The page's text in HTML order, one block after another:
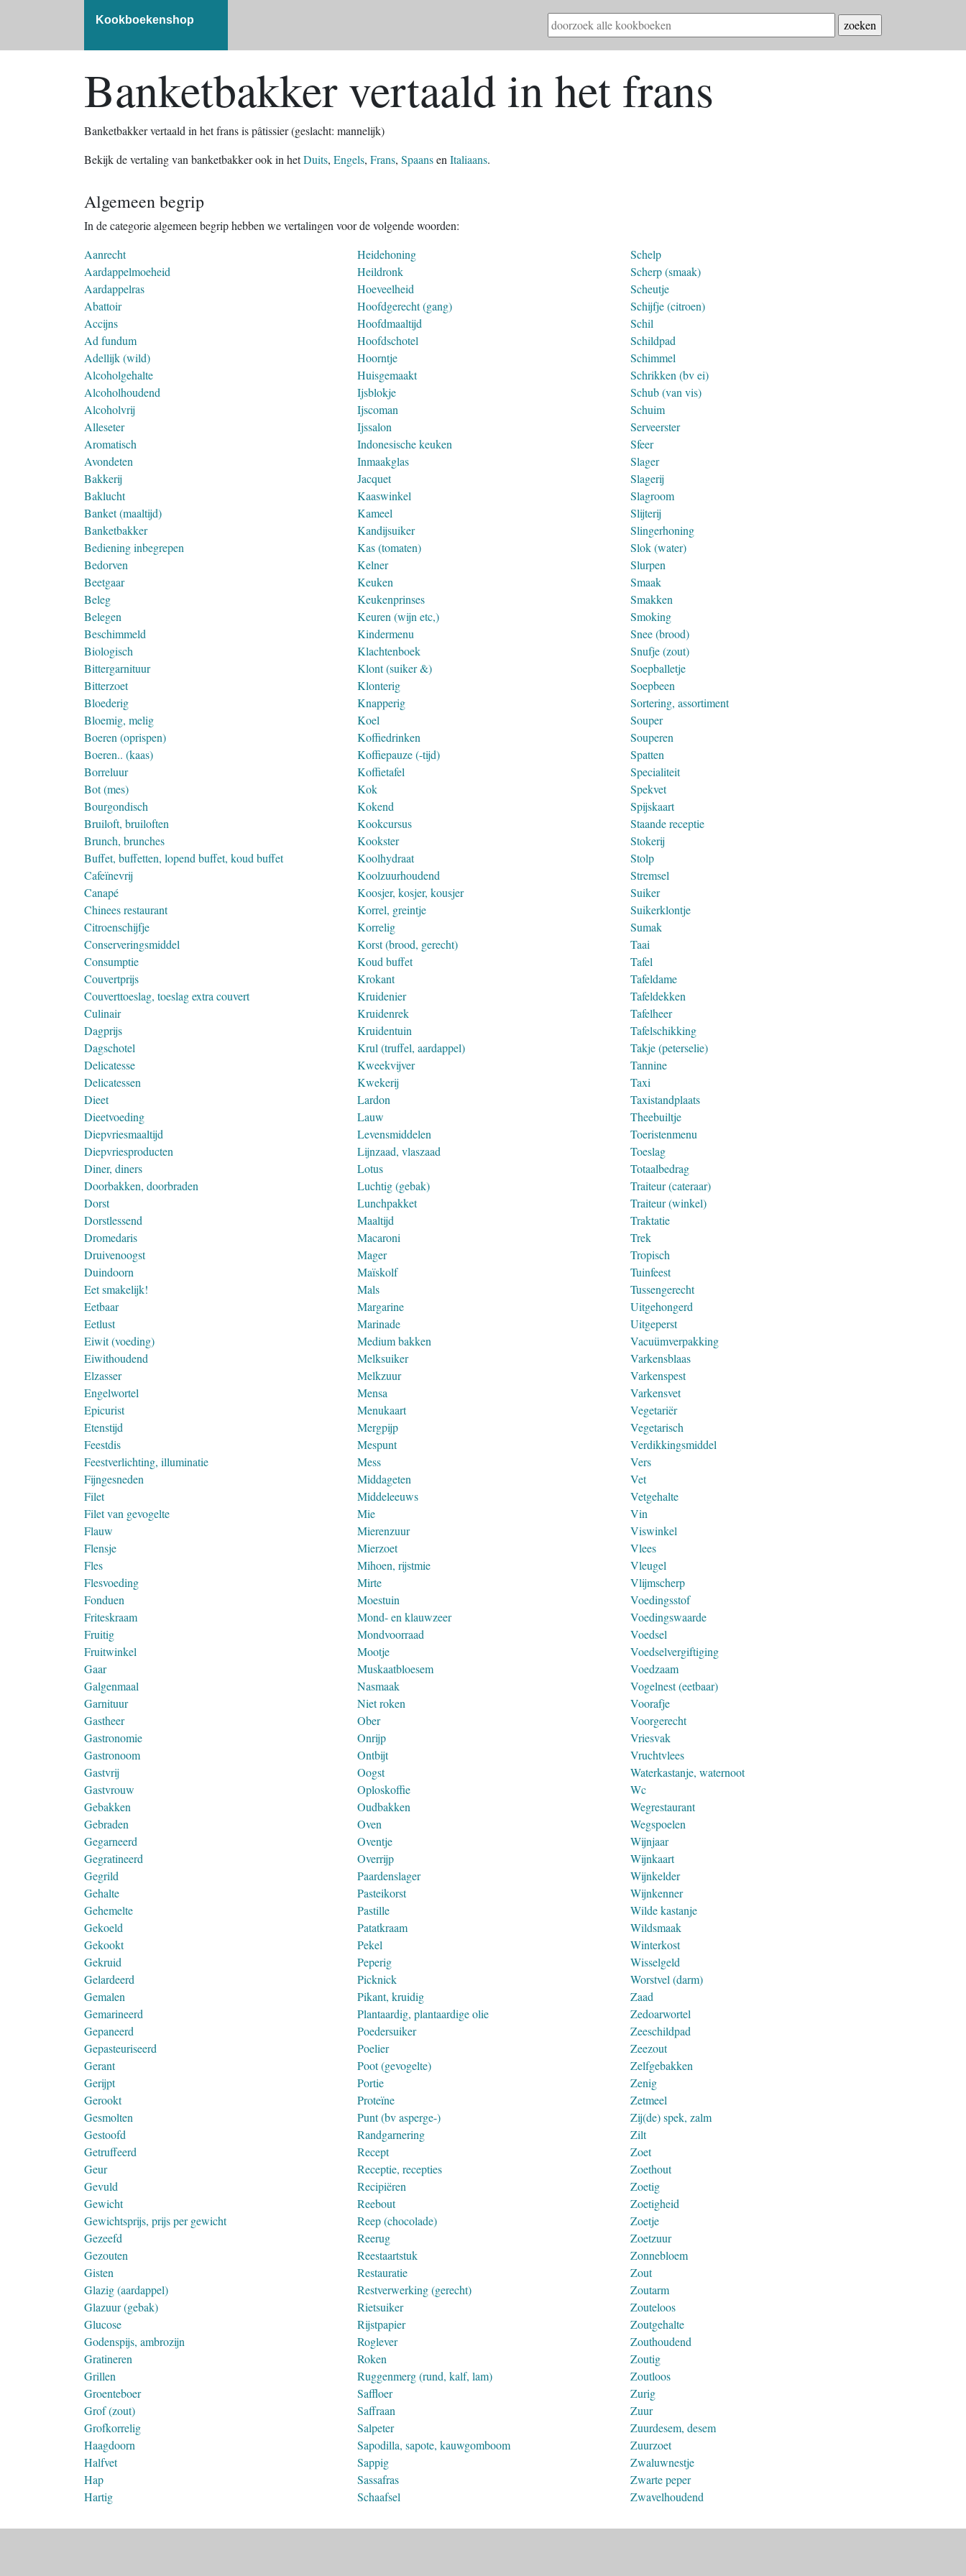
Kookboekenshop
Banketbakker vertaald in het frans
Banketbakker vertaald in het frans is pâtissier (geslacht: mannelijk)
Bekijk de vertaling van banketbakker ook in hetDuits, Engels, Frans, Spaansen Italiaans.
Algemeen begrip
In de categorie algemeen begrip hebben we vertalingen voor de volgende woorden:
Aanrecht
Aardappelmoeheid
Aardappelras
Abattoir
Accijns
Ad fundum
Adellijk (wild)
Alcoholgehalte
Alcoholhoudend
Alcoholvrij
Alleseter
Aromatisch
Avondeten
Bakkerij
Baklucht
Banket (maaltijd)
Banketbakker
Bediening inbegrepen
Bedorven
Beetgaar
Beleg
Belegen
Beschimmeld
Biologisch
Bittergarnituur
Bitterzoet
Bloederig
Bloemig, melig
Boeren (oprispen)
Boeren.. (kaas)
Borreluur
Bot (mes)
Bourgondisch
Bruiloft, bruiloften
Brunch, brunches
Buffet, buffetten, lopend buffet, koud buffet
Cafeïnevrij
Canapé
Chinees restaurant
Citroenschijfje
Conserveringsmiddel
Consumptie
Couvertprijs
Couverttoeslag, toeslag extra couvert
Culinair
Dagprijs
Dagschotel
Delicatesse
Delicatessen
Dieet
Dieetvoeding
Diepvriesmaaltijd
Diepvriesproducten
Diner, diners
Doorbakken, doorbraden
Dorst
Dorstlessend
Dromedaris
Druivenoogst
Duindoorn
Eet smakelijk!
Eetbaar
Eetlust
Eiwit (voeding)
Eiwithoudend
Elzasser
Engelwortel
Epicurist
Etenstijd
Feestdis
Feestverlichting, illuminatie
Fijngesneden
Filet
Filet van gevogelte
Flauw
Flensje
Fles
Flesvoeding
Fonduen
Friteskraam
Fruitig
Fruitwinkel
Gaar
Galgenmaal
Garnituur
Gastheer
Gastronomie
Gastronoom
Gastvrij
Gastvrouw
Gebakken
Gebraden
Gegarneerd
Gegratineerd
Gegrild
Gehalte
Gehemelte
Gekoeld
Gekookt
Gekruid
Gelardeerd
Gemalen
Gemarineerd
Gepaneerd
Gepasteuriseerd
Gerant
Gerijpt
Gerookt
Gesmolten
Gestoofd
Getruffeerd
Geur
Gevuld
Gewicht
Gewichtsprijs, prijs per gewicht
Gezeefd
Gezouten
Gisten
Glazig (aardappel)
Glazuur (gebak)
Glucose
Godenspijs, ambrozijn
Gratineren
Grillen
Groenteboer
Grof (zout)
Grofkorrelig
Haagdoorn
Halfvet
Hap
Hartig
Heidehoning
Heildronk
Hoeveelheid
Hoofdgerecht (gang)
Hoofdmaaltijd
Hoofdschotel
Hoorntje
Huisgemaakt
Ijsblokje
Ijscoman
Ijssalon
Indonesische keuken
Inmaakglas
Jacquet
Kaaswinkel
Kameel
Kandijsuiker
Kas (tomaten)
Kelner
Keuken
Keukenprinses
Keuren (wijn etc,)
Kindermenu
Klachtenboek
Klont (suiker &)
Klonterig
Knapperig
Koel
Koffiedrinken
Koffiepauze (-tijd)
Koffietafel
Kok
Kokend
Kookcursus
Kookster
Koolhydraat
Koolzuurhoudend
Koosjer, kosjer, kousjer
Korrel, greintje
Korrelig
Korst (brood, gerecht)
Koud buffet
Krokant
Kruidenier
Kruidenrek
Kruidentuin
Krul (truffel, aardappel)
Kweekvijver
Kwekerij
Lardon
Lauw
Levensmiddelen
Lijnzaad, vlaszaad
Lotus
Luchtig (gebak)
Lunchpakket
Maaltijd
Macaroni
Mager
Maïskolf
Mals
Margarine
Marinade
Medium bakken
Melksuiker
Melkzuur
Mensa
Menukaart
Mergpijp
Mespunt
Mess
Middageten
Middeleeuws
Mie
Mierenzuur
Mierzoet
Mihoen, rijstmie
Mirte
Moestuin
Mond- en klauwzeer
Mondvoorraad
Mootje
Muskaatbloesem
Nasmaak
Niet roken
Ober
Onrijp
Ontbijt
Oogst
Oploskoffie
Oudbakken
Oven
Oventje
Overrijp
Paardenslager
Pasteikorst
Pastille
Patatkraam
Pekel
Peperig
Picknick
Pikant, kruidig
Plantaardig, plantaardige olie
Poedersuiker
Poelier
Poot (gevogelte)
Portie
Proteïne
Punt (bv asperge-)
Randgarnering
Recept
Receptie, recepties
Recipiëren
Reebout
Reep (chocolade)
Reerug
Reestaartstuk
Restauratie
Restverwerking (gerecht)
Rietsuiker
Rijstpapier
Roglever
Roken
Ruggenmerg (rund, kalf, lam)
Saffloer
Saffraan
Salpeter
Sapodilla, sapote, kauwgomboom
Sappig
Sassafras
Schaafsel
Schelp
Scherp (smaak)
Scheutje
Schijfje (citroen)
Schil
Schildpad
Schimmel
Schrikken (bv ei)
Schub (van vis)
Schuim
Serveerster
Sfeer
Slager
Slagerij
Slagroom
Slijterij
Slingerhoning
Slok (water)
Slurpen
Smaak
Smakken
Smoking
Snee (brood)
Snufje (zout)
Soepballetje
Soepbeen
Sortering, assortiment
Souper
Souperen
Spatten
Specialiteit
Spekvet
Spijskaart
Staande receptie
Stokerij
Stolp
Stremsel
Suiker
Suikerklontje
Sumak
Taai
Tafel
Tafeldame
Tafeldekken
Tafelheer
Tafelschikking
Takje (peterselie)
Tannine
Taxi
Taxistandplaats
Theebuiltje
Toeristenmenu
Toeslag
Totaalbedrag
Traiteur (cateraar)
Traiteur (winkel)
Traktatie
Trek
Tropisch
Tuinfeest
Tussengerecht
Uitgehongerd
Uitgeperst
Vacuümverpakking
Varkensblaas
Varkenspest
Varkensvet
Vegetariër
Vegetarisch
Verdikkingsmiddel
Vers
Vet
Vetgehalte
Vin
Viswinkel
Vlees
Vleugel
Vlijmscherp
Voedingsstof
Voedingswaarde
Voedsel
Voedselvergiftiging
Voedzaam
Vogelnest (eetbaar)
Voorafje
Voorgerecht
Vriesvak
Vruchtvlees
Waterkastanje, waternoot
Wc
Wegrestaurant
Wegspoelen
Wijnjaar
Wijnkaart
Wijnkelder
Wijnkenner
Wilde kastanje
Wildsmaak
Winterkost
Wisselgeld
Worstvel (darm)
Zaad
Zedoarwortel
Zeeschildpad
Zeezout
Zelfgebakken
Zenig
Zetmeel
Zij(de) spek, zalm
Zilt
Zoet
Zoethout
Zoetig
Zoetigheid
Zoetje
Zoetzuur
Zonnebloem
Zout
Zoutarm
Zouteloos
Zoutgehalte
Zouthoudend
Zoutig
Zoutloos
Zurig
Zuur
Zuurdesem, desem
Zuurzoet
Zwaluwnestje
Zwarte peper
Zwavelhoudend